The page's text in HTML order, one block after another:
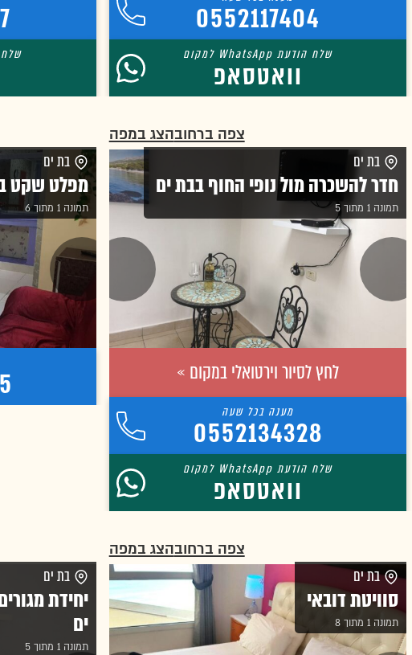
0552117404
וואטסאפ
צפה ברחובהצג במפה
בת ים
חדר להשכרה מול נופי החוף בבת ים
תמונה 1 מתוך 5
לחץ לסיור וירטואלי במקום »
0552134328
וואטסאפ
בת ים
מפלט שקט
תמונה 1 מתוך 6
צפה ברחובהצג במפה
בת ים
סוויטת דובאי
תמונה 1 מתוך 8
בת ים
יחידת
ים
תמונה 1 מתוך 5